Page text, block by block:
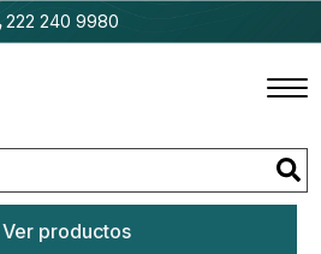
222 240 9980
Ver productos